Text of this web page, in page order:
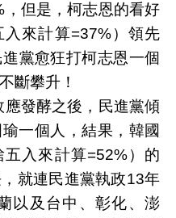
但是，柯志恩的看好
來計算=37%）領先
黨愈狂打柯志恩一個
斷攀升！
發酵之後，民進黨傾
一個人，結果，韓國
入來計算=52%）的
就連民進黨執政13年
以及台中、彰化、澎